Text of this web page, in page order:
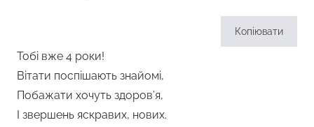
Копіювати
Тобі вже 4 роки!
Вітати поспішають знайомі,
Побажати хочуть здоров’я,
І звершень яскравих, нових.